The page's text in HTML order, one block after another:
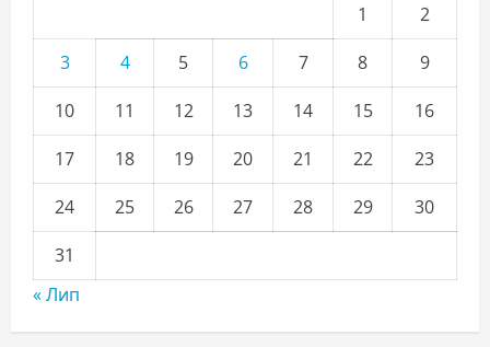
1
2
3
4 5 6 7 8
9
10
11 12 13 14 15
16
17
18 19 20 21 22
23
24
25 26 27 28 29
30
31
« Лип